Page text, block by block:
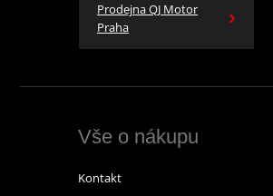
Prodejna QJ Motor
Praha
Vše o nákupu
Kontakt